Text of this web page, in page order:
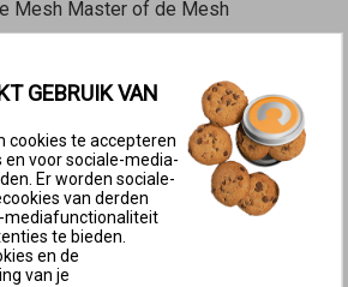
Mesh Masterof de Mesh
raden de volgende volgorde aan:
toets van deMesh Repeater
de toets ingedrukt tot de
te knipperen. Mogelijk gaan er
leds knipperen.
Druk op de Connect-toets van de
houd de toets ingedrukt tot de
tabel) oplicht. Mogelijk lichten er
GEBRUIK VAN
cookies te accepteren
voor sociale-media-
Er worden sociale-
van derden
mediafunctionaliteit
te bieden.
en de
van je